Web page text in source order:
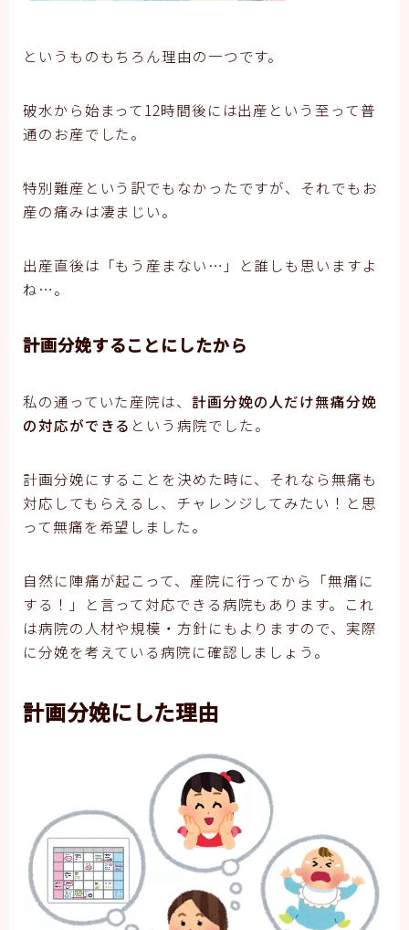
というものもちろん理由の一つです。
破水から始まって12時間後には出産という至って普
通のお産でした。
特別難産という訳でもなかったですが、それでもお
産の痛みは凄まじい。
出産直後は「もう産まない…」と誰しも思いますよ
ね…。
計画分娩することにしたから
私の通っていた産院は、 計画分娩の人だけ無痛分娩
の対応ができる という病院でした。
計画分娩にすることを決めた時に、それなら無痛も
対応してもらえるし、チャレンジしてみたい！と思
って無痛を希望しました。
自然に陣痛が起こって、産院に行ってから「無痛に
する！」と言って対応できる病院もあります。これ
は病院の人材や規模・方針にもよりますので、実際
に分娩を考えている病院に確認しましょう。
計画分娩にした理由